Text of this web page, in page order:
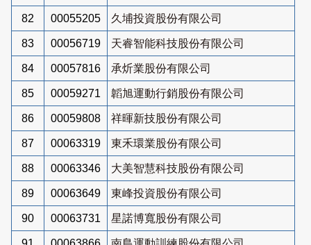
82 00055205 久埔投資股份有限公司
83 00056719 天睿智能科技股份有限公司
84 00057816 承炘業股份有限公司
85 00059271 韜旭運動行銷股份有限公司
86 00059808 祥暉新技股份有限公司
87 00063319 東禾環業股份有限公司
88 00063346 大美智慧科技股份有限公司
89 00063649 東峰投資股份有限公司
90 00063731 星諾博寬股份有限公司